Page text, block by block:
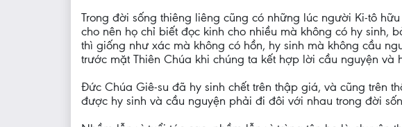
Trong đời sống thiêng liêng cũng có những lúc người Ki-tô
cho nên họ chỉ biết đọc kinh cho nhiều mà không có hy sinh,
thì giống như xác mà không có hồn, hy sinh mà không cầu
trước mặt Thiên Chúa khi chúng ta kết hợp lời cầu nguyện và
Đức Chúa Giê-su đã hy sinh chết trên thập giá, và cũng trên
được hy sinh và cầu nguyện phải đi đôi với nhau trong đời